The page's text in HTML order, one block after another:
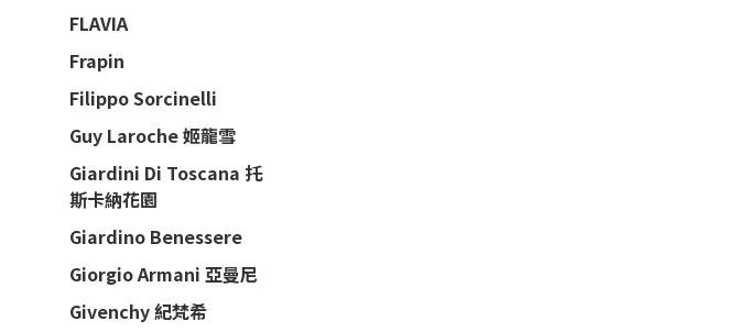
FLAVIA
Frapin
Filippo Sorcinelli
Guy Laroche 姬龍雪
Giardini Di Toscana 托
斯卡納花園
Giardino Benessere
Giorgio Armani 亞曼尼
Givenchy 紀梵希